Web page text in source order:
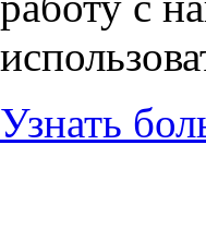
Узнать